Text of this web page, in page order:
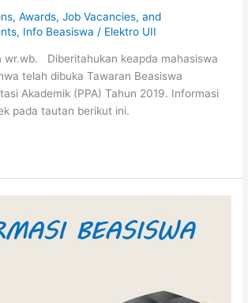
Awards, Job Vacancies, and
, Info Beasiswa / Elektro UII
wr.wb. Diberitahukan keapda mahasiswa
telah dibuka Tawaran Beasiswa
Akademik (PPA) Tahun 2019. Informasi
pada tautan berikut ini.